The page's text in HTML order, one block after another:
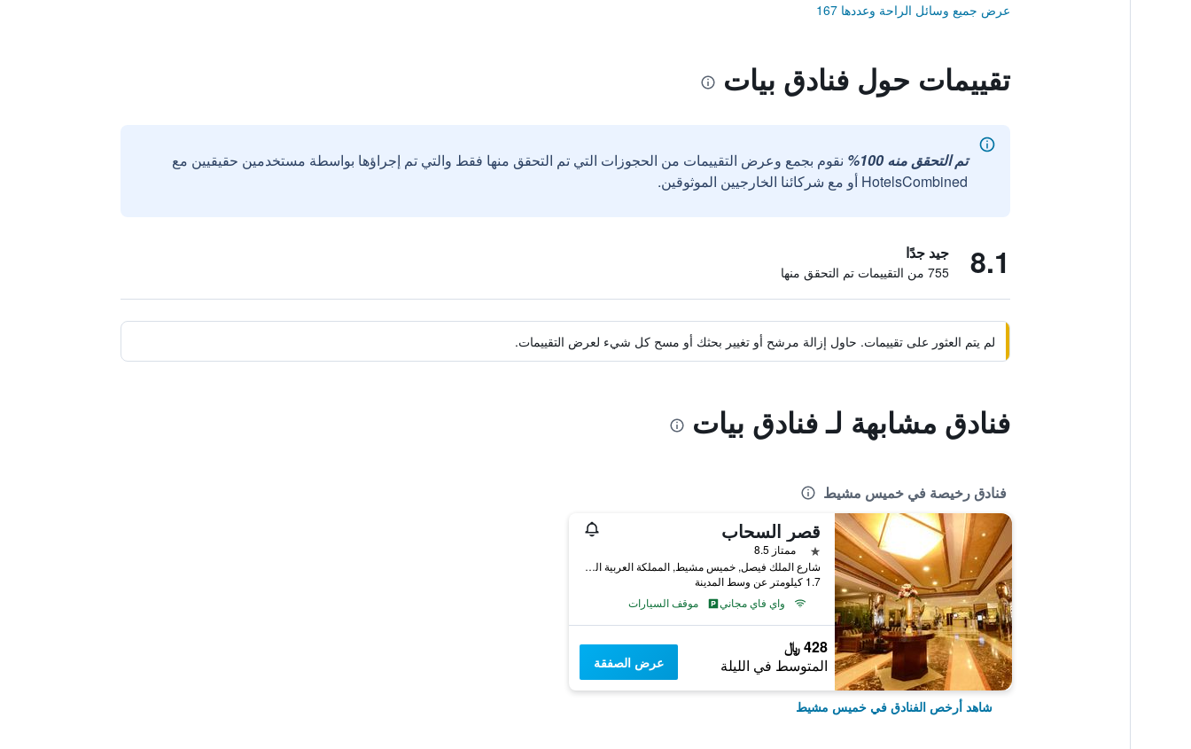
عرض جميع وسائل الراحة وعددها 167
تقييمات حول فنادق بيات
تم التحقق منه 100%
نقوم بجمع وعرض التقييمات من الحجوزات التي تم التحقق منها فقط والتي تم إجراؤها بواسطة مستخدمين حقيقيين مع
HotelsCombined أو مع شركائنا الخارجيين الموثوقين.
8.1 جيد جدًا
755 من التقييمات تم التحقق منها
لم يتم العثور على تقييمات. حاول إزالة مرشح أو تغيير بحثك أو مسح كل شيء لعرض التقييمات.
فنادق مشابهة لـ فنادق بيات
فنادق رخيصة في خميس مشيط
قصر السحاب
نجمة واحدة
ممتاز 8.5
شارع الملك فيصل, خميس مشيط, المملكة العربية السعودية
1.7 كيلومتر عن وسط المدينة
واي فاي مجاني
موقف السيارات
428 ﷼
المتوسط في الليلة عرض الصفقة
شاهد أرخص الفنادق في خميس مشيط